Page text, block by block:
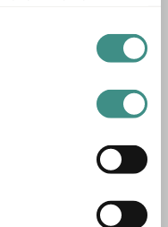
kjøp eller